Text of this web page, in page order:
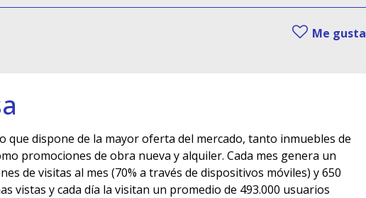
Me gusta
que dispone de la mayor oferta del mercado, tanto inmuebles de
promociones de obra nueva y alquiler. Cada mes genera un
de visitas al mes (70% a través de dispositivos móviles) y 650
vistas y cada día la visitan un promedio de 493.000 usuarios